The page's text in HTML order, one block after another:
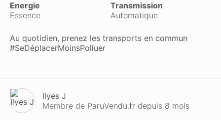
Energie
Essence
Transmission
Automatique
Au quotidien, prenez les transports en commun
#SeDéplacerMoinsPolluer
Ilyes J
Membre de ParuVendu.fr depuis 8 mois